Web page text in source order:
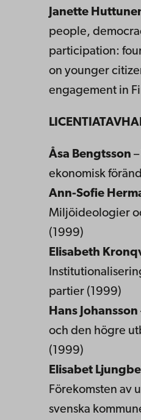
Janette
people,
participation:
on younger
engagement in
Åsa Bengtsson
ekonomisk
Ann-Sofie
Miljöideologier
(1999)
Elisabeth
partier (1999)
Hans Johansson
och den högre
(1999)
Elisabet
Förekomsten av
svenska